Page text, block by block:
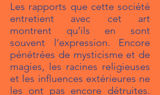
Les rapports que cette société
entretient avec cet art
montrent qu’ils en sont
souvent l’expression. Encore
pénétrées de mysticisme et de
magies, les racines religieuses
et les influences extérieures ne
les ont pas encore détruites.